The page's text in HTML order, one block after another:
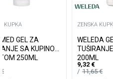
KUPKA
GEL ZA
KUPINOM
250ML
€
ZENSKA
WELEDA
200ML
9,32 €
11,65€